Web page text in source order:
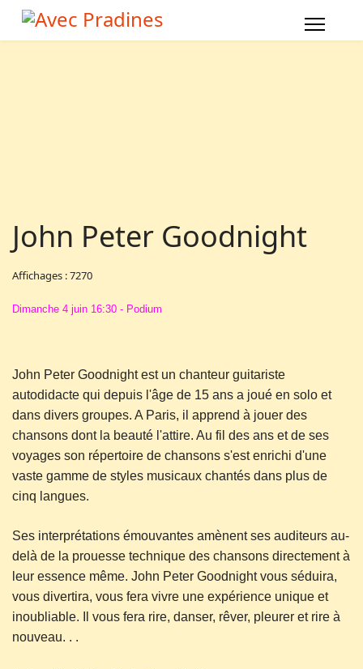
John Peter Goodnight
Affichages : 7270
Dimanche 4 juin 16:30 - Podium
John Peter Goodnight est un chanteur guitariste
autodidacte qui depuis l'âge de 15 ans a joué en solo et
dans divers groupes. A Paris, il apprend à jouer des
chansons dont la beauté l'attire. Au fil des ans et de ses
voyages son répertoire de chansons s'est enrichi d'une
vaste gamme de styles musicaux chantés dans plus de
cinq langues.
Ses interprétations émouvantes amènent ses auditeurs au-
delà de la prouesse technique des chansons directement à
leur essence même. John Peter Goodnight vous séduira,
vous divertira, vous fera vivre une expérience unique et
inoubliable. Il vous fera rire, danser, rêver, pleurer et rire à
nouveau. . .